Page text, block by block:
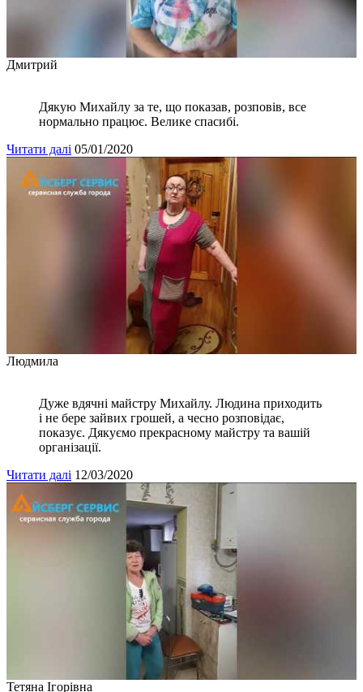
Дмитрий
Дякую Михайлу за те, що показав, розповів, все
нормально працює. Велике спасибі.
Читати далі 05/01/2020
Людмила
Дуже вдячні майстру Михайлу. Людина приходить
і не бере зайвих грошей, а чесно розповідає,
показує. Дякуємо прекрасному майстру та вашій
організації.
Читати далі 12/03/2020
Тетяна Ігорівна